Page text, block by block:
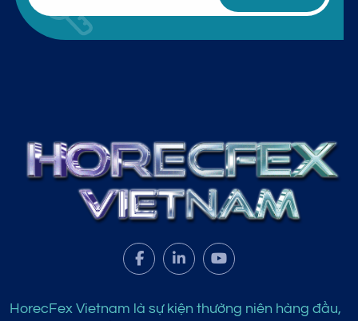
HorecFex Vietnam là sự kiện thường niên hàng đầu,